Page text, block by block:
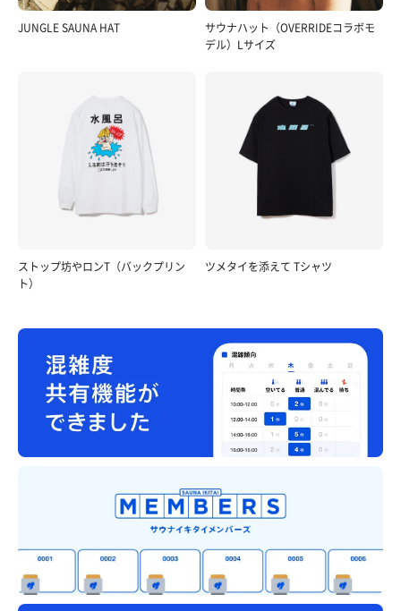
JUNGLE SAUNA HAT
サウナハット（OVERRIDEコラボモ
デル）Lサイズ
ストップ坊やロンT（バックプリン
ト）
ツメタイを添えて Tシャツ